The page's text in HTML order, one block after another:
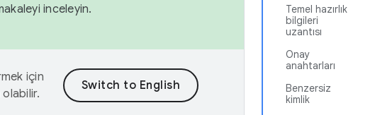
Temel hazırlık
bilgileri
uzantısı
Onay
anahtarları
Benzersiz
kimlik
inceleyin.
için